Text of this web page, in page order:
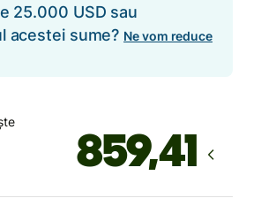
25.000 USD sau
acestei sume? Ne vom reduce